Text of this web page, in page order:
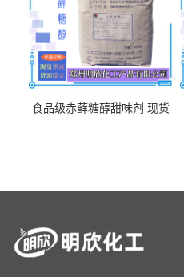
食品级赤藓糖醇甜味剂 现货